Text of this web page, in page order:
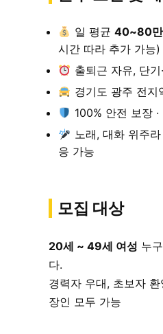
일 평균 40~80만
시간 따라 추가 가능)
출퇴근 자유, 단
경기도 광주 전지
100% 안전 보장
노래, 대화 위주
응 가능
모집 대상
20세 ~ 49세 여성 누
다.
경력자 우대, 초보자 환
장인 모두 가능